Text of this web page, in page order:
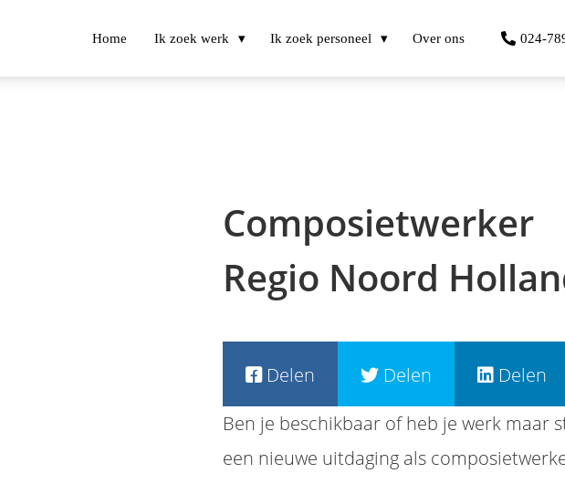
Home Ik zoek werk Ik zoek personeel Over ons 024-
Composietwerker
Regio Noord
Delen Delen
Delen
Ben je beschikbaar of heb je werk maar
een nieuwe uitdaging als